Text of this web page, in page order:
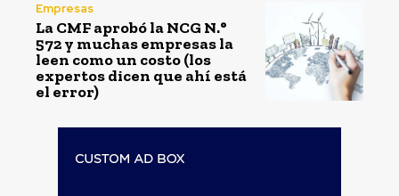
Empresas
La CMF aprobó la NCG N.°
572 y muchas empresas la
leen como un costo (los
expertos dicen que ahí está
el error)